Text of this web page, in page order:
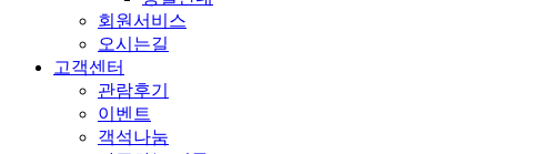
회원서비스
오시는길
고객센터
관람후기
이벤트
객석나눔